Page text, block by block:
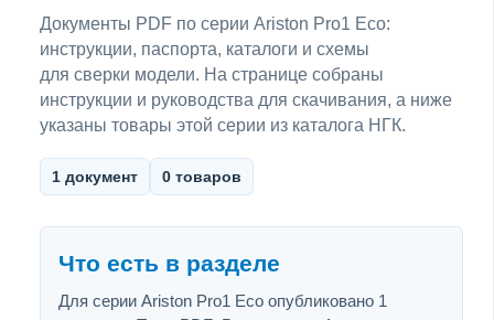
Документы PDF по серии Ariston Pro1 Eco:
инструкции, паспорта, каталоги и схемы
для сверки модели. На странице собраны
инструкции и руководства для скачивания, а ниже
указаны товары этой серии из каталога НГК.
1 документ 0 товаров
Что есть в разделе
Для серии Ariston Pro1 Eco опубликовано 1